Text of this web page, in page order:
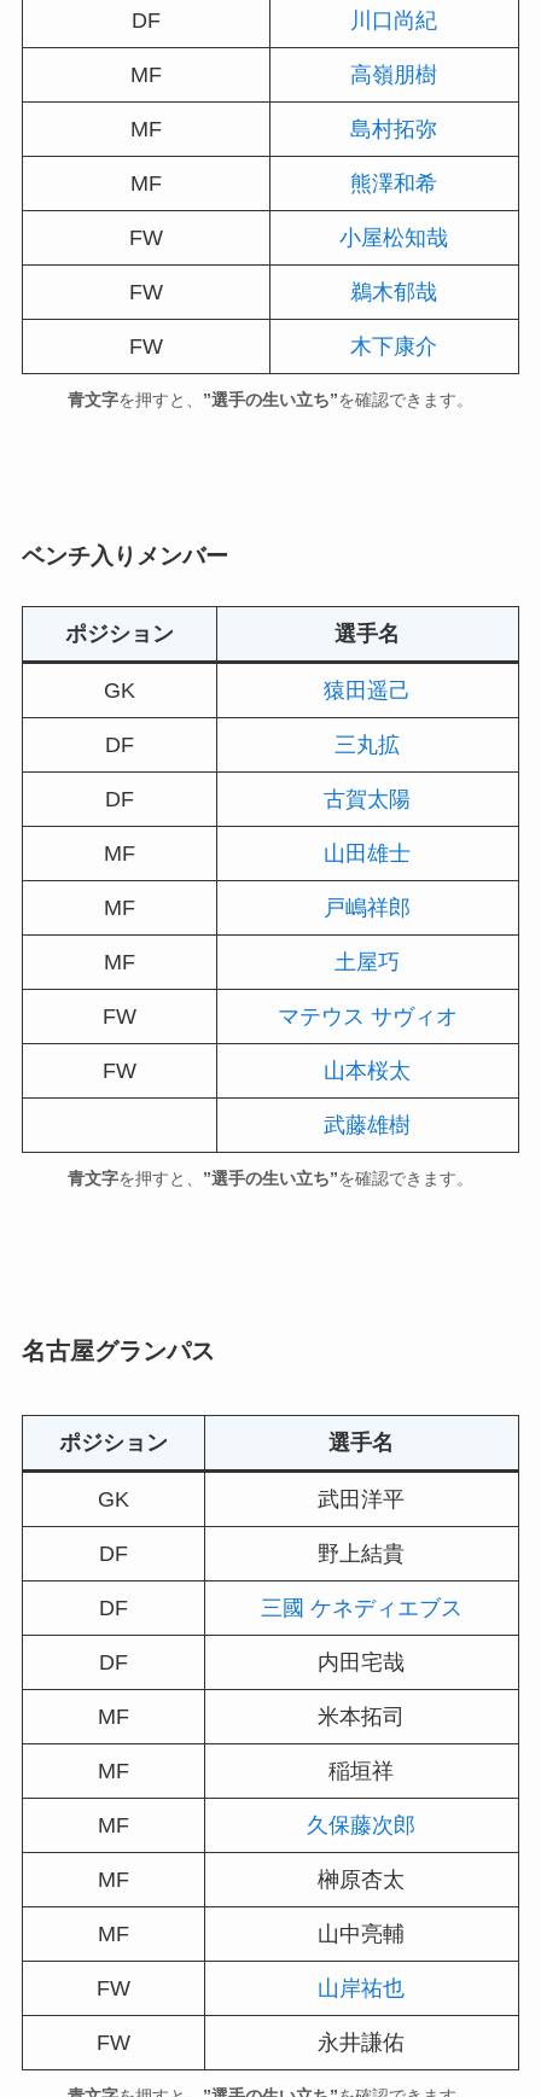
DF 川口尚紀
MF 高嶺朋樹
MF 島村拓弥
MF 熊澤和希
FW 小屋松知哉
FW 鵜木郁哉
FW 木下康介
青文字を押すと、 ”選手の生い立ち”を確認できます。
ベンチ入りメンバー
ポジション 選手名
GK 猿田遥己
DF 三丸拡
DF 古賀太陽
MF 山田雄士
MF 戸嶋祥郎
MF 土屋巧
FW マテウス サヴィオ
FW 山本桜太
武藤雄樹
青文字を押すと、 ”選手の生い立ち”を確認できます。
名古屋グランパス
ポジション 選手名
GK 武田洋平
DF 野上結貴
DF 三國 ケネディエブス
DF 内田宅哉
MF 米本拓司
MF 稲垣祥
MF 久保藤次郎
MF 榊原杏太
MF 山中亮輔
FW 山岸祐也
FW 永井謙佑